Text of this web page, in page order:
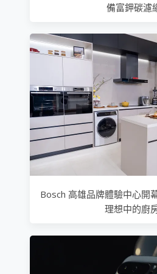
備富鉀碳濾
Bosch 高雄品牌體驗中心開
理想中的廚